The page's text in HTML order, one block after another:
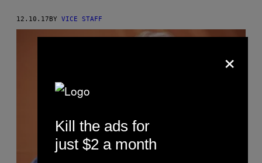
12.10.17BY VICE STAFF
×
Kill the ads for
just $2 a month